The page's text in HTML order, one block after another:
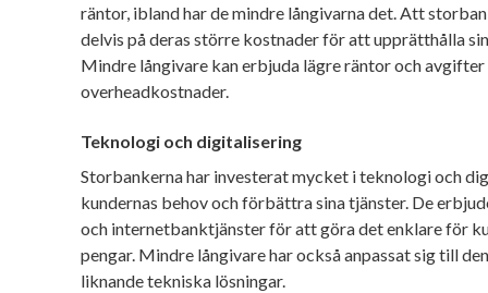
räntor, ibland har de mindre långivarna det. Att
delvis på deras större kostnader för att upprätthålla
Mindre långivare kan erbjuda lägre räntor och
overheadkostnader.
Teknologi och digitalisering
Storbankerna har investerat mycket i teknologi och
kundernas behov och förbättra sina tjänster. De
och internetbanktjänster för att göra det enklare för
pengar. Mindre långivare har också anpassat sig till
liknande tekniska lösningar.